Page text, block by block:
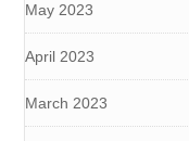
May 2023
April 2023
March 2023